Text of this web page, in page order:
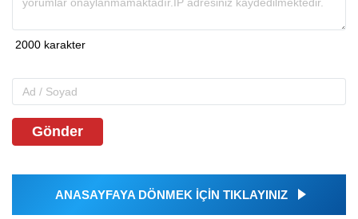
Gönder
ANASAYFAYA DÖNMEK İÇİN TIKLAYINIZ